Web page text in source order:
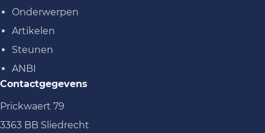
Onderwerpen
Artikelen
Steunen
ANBI
Contactgegevens
Prickwaert 79
3363 BB Sliedrecht